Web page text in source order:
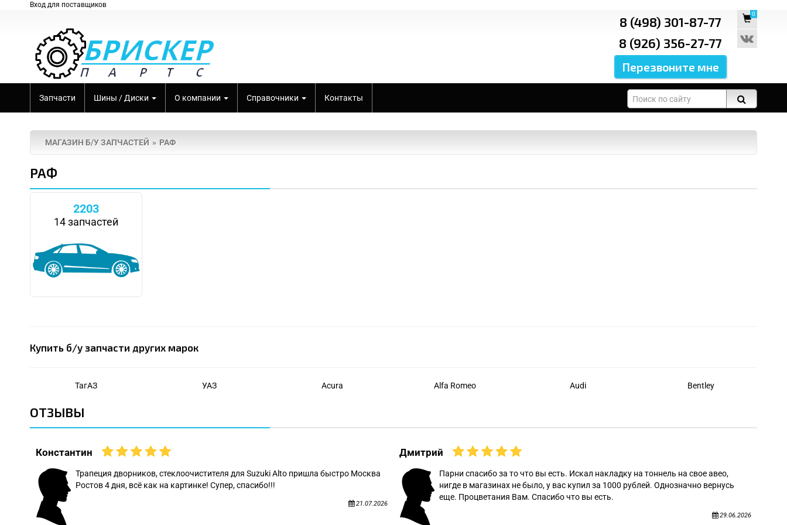
Вход для поставщиков
8 (498) 301-87-77
8 (926) 356-27-77
0
Запчасти Шины / Диски О компании Справочники Контакты
МАГАЗИН Б/У ЗАПЧАСТЕЙ РАФ
РАФ
2203
14 запчастей
Купить б/у запчасти других марок
ТагАЗ УАЗ Acura Alfa Romeo Audi Bentley
ОТЗЫВЫ
Константин
Трапеция дворников, стеклоочистителя для Suzuki Alto пришла быстро Москва
Ростов 4 дня, всё как на картинке! Супер, спасибо!!!
21.07.2026
Дмитрий
Парни спасибо за то что вы есть. Искал накладку на тоннель на свое авео,
нигде в магазинах не было, у вас купил за 1000 рублей. Однозначно вернусь
еще. Процветания Вам. Спасибо что вы есть.
29.06.2026